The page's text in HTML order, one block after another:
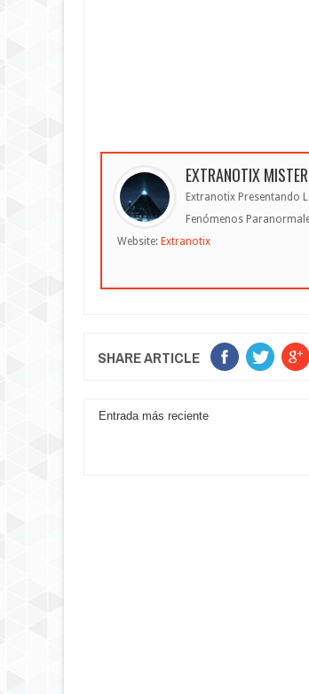
EXTRANOTIX
Extranotix Presentando
Fenómenos
Website: Extranotix
SHARE ARTICLE
Entrada más reciente